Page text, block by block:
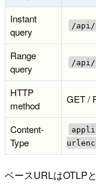
Instant
query
/api/
Range
query
/api/
HTTP
method
GET /
Content-
Type
ベースURLはOTLP